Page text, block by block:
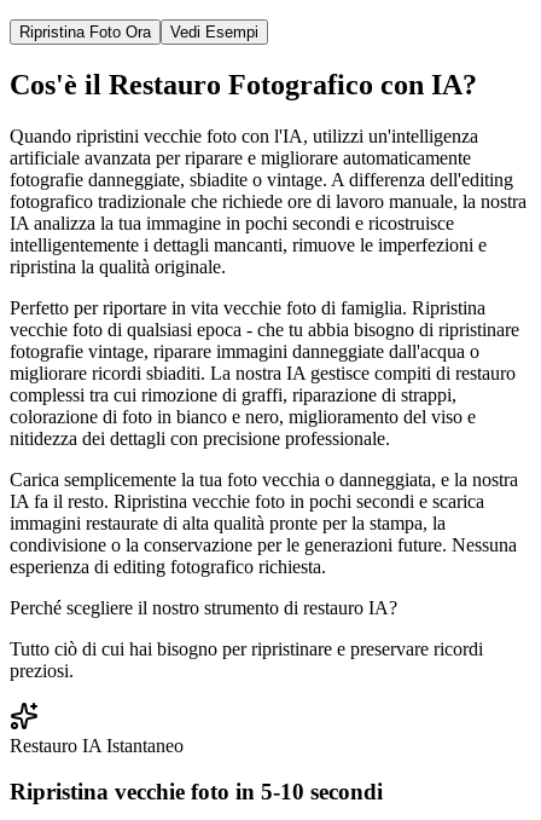
Ripristina Foto Ora Vedi Esempi
Cos'è il Restauro Fotografico con IA?
Quando ripristini vecchie foto con l'IA, utilizzi un'intelligenza
artificiale avanzata per riparare e migliorare automaticamente
fotografie danneggiate, sbiadite o vintage. A differenza dell'editing
fotografico tradizionale che richiede ore di lavoro manuale, la nostra
IA analizza la tua immagine in pochi secondi e ricostruisce
intelligentemente i dettagli mancanti, rimuove le imperfezioni e
ripristina la qualità originale.
Perfetto per riportare in vita vecchie foto di famiglia. Ripristina
vecchie foto di qualsiasi epoca - che tu abbia bisogno di ripristinare
fotografie vintage, riparare immagini danneggiate dall'acqua o
migliorare ricordi sbiaditi. La nostra IA gestisce compiti di restauro
complessi tra cui rimozione di graffi, riparazione di strappi,
colorazione di foto in bianco e nero, miglioramento del viso e
nitidezza dei dettagli con precisione professionale.
Carica semplicemente la tua foto vecchia o danneggiata, e la nostra
IA fa il resto. Ripristina vecchie foto in pochi secondi e scarica
immagini restaurate di alta qualità pronte per la stampa, la
condivisione o la conservazione per le generazioni future. Nessuna
esperienza di editing fotografico richiesta.
Perché scegliere il nostro strumento di restauro IA?
Tutto ciò di cui hai bisogno per ripristinare e preservare ricordi
preziosi.
Restauro IA Istantaneo
Ripristina vecchie foto in 5-10 secondi